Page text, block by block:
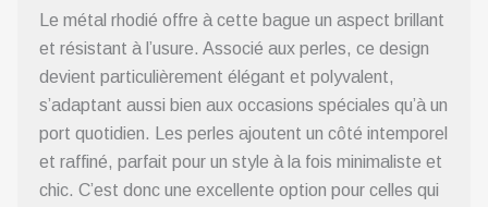
Le métal rhodié offre à cette bague un aspect brillant
et résistant à l’usure. Associé aux perles, ce design
devient particulièrement élégant et polyvalent,
s’adaptant aussi bien aux occasions spéciales qu’à un
port quotidien. Les perles ajoutent un côté intemporel
et raffiné, parfait pour un style à la fois minimaliste et
chic. C’est donc une excellente option pour celles qui